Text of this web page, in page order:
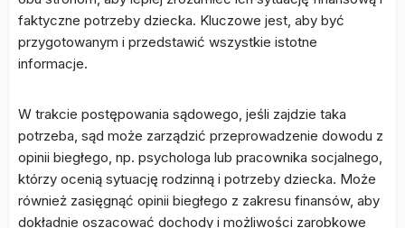
faktyczne potrzeby dziecka. Kluczowe jest, aby być
przygotowanym i przedstawić wszystkie istotne
informacje.
W trakcie postępowania sądowego, jeśli zajdzie taka
potrzeba, sąd może zarządzić przeprowadzenie dowodu z
opinii biegłego, np. psychologa lub pracownika socjalnego,
którzy ocenią sytuację rodzinną i potrzeby dziecka. Może
również zasięgnąć opinii biegłego z zakresu finansów, aby
dokładnie oszacować dochody i możliwości zarobkowe